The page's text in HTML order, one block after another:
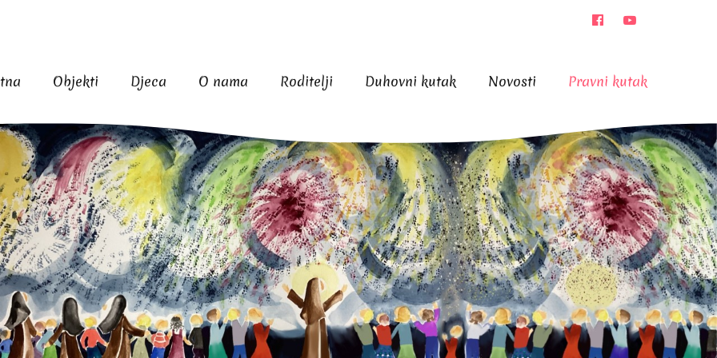
Objekti Djeca O nama Roditelji Duhovni kutak Novosti Pravni kutak